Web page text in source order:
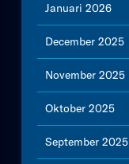
Januari 2026
December 2025
November 2025
Oktober 2025
September 2025